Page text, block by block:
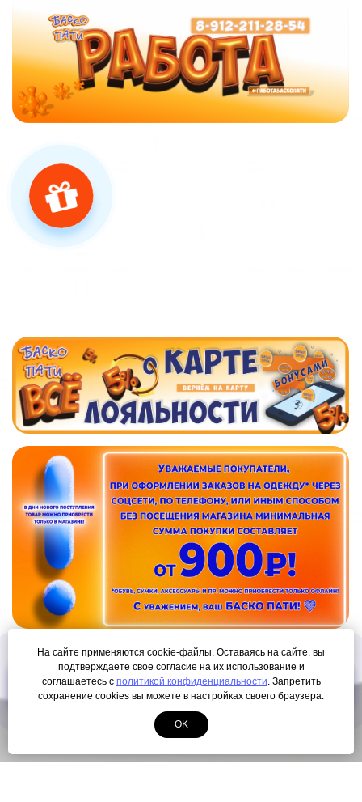
ПОЛУЧИТЬ КАРТУ ЛОЯЛЬНОСТИ
На сайте применяются cookie-файлы. Оставаясь на сайте, вы
подтверждаете свое согласие на их использование и
соглашаетесь с политикой конфиденциальности. Запретить
сохранение cookies вы можете в настройках своего браузера.
OK